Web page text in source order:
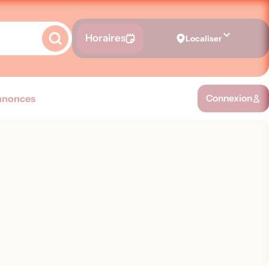
Horaires Localiser
Connexion